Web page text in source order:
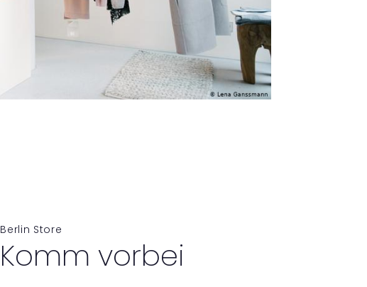
Berlin Store
Komm vorbei